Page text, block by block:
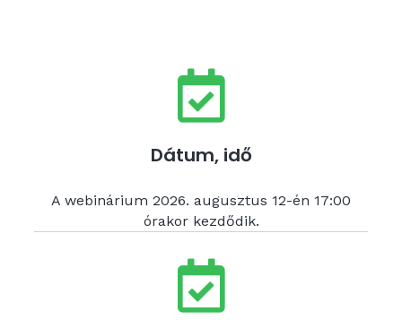
Dátum, idő
A webinárium 2026. augusztus 12-én 17:00
órakor kezdődik.